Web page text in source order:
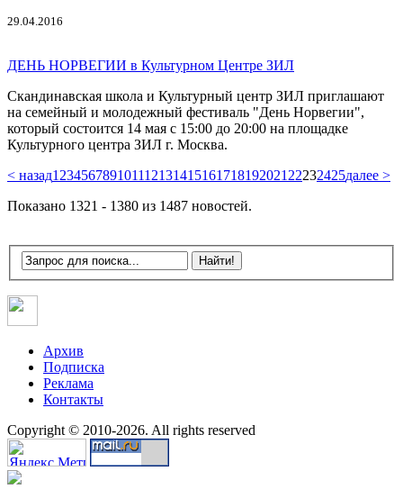
29.04.2016
ДЕНЬ НОРВЕГИИ в Культурном Центре ЗИЛ
Скандинавская школа и Культурный центр ЗИЛ приглашают
на семейный и молодежный фестиваль "День Норвегии",
который состоится 14 мая с 15:00 до 20:00 на площадке
Культурного центра ЗИЛ г. Москва.
< назад1 23456789101112131415161718192021 22232425далее >
Показано 1321 - 1380 из 1487 новостей.
Архив
Подписка
Реклама
Контакты
Copyright © 2010-2026. All rights reserved